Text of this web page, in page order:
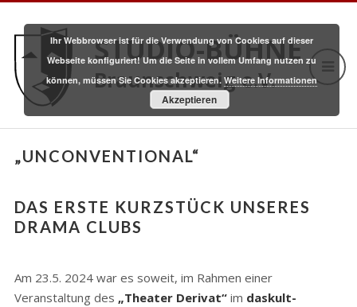
STUDIO-BÜHNE
Braunschweig e.V.
„UNCONVENTIONAL“
DAS ERSTE KURZSTÜCK UNSERES
DRAMA CLUBS
Am 23.5. 2024 war es soweit, im Rahmen einer
Veranstaltung des „Theater Derivat“ im daskult-
Ihr Webbrowser ist für die Verwendung von Cookies auf dieser
Webseite konfiguriert! Um die Seite in vollem Umfang nutzen zu
können, müssen Sie Cookies akzeptieren. Weitere Informationen
Akzeptieren